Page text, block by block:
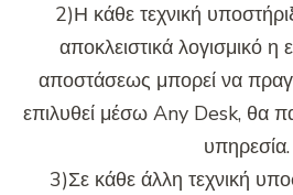
2)Η κάθε τεχνική
αποκλειστικά λογισμικό
αποστάσεως μπορεί να
επιλυθεί μέσω Any Desk, θα
υπηρεσία.
3)Σε κάθε άλλη τεχνική